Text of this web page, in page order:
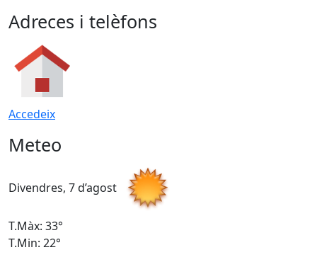
Adreces i telèfons
Accedeix
Meteo
Divendres, 7 d’agost
T.Màx: 33°
T.Min: 22°